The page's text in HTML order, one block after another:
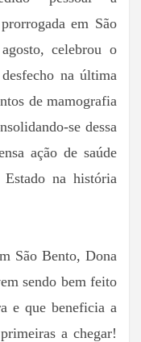
em São
celebrou o
na última
de mamografia
se dessa
ação de saúde
na história
São Bento, Dona
sendo bem feito
e que beneficia a
a chegar!